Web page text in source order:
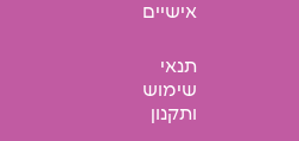
אישיים
תנאי
שימוש
ותקנון